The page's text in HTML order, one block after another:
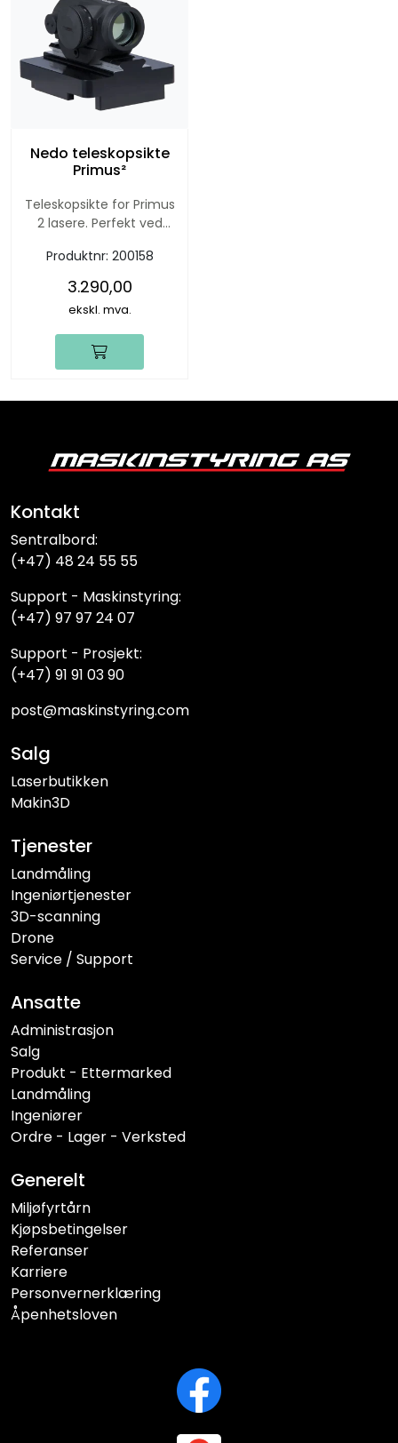
Nedo teleskopsikte
Primus²
Teleskopsikte for Primus
2 lasere. Perfekt ved
Produktnr: 200158
3.290,00
ekskl. mva.
Kontakt
Sentralbord:
(+47) 48 24 55 55
Support - Maskinstyring:
(+47) 97 97 24 07
Support - Prosjekt:
(+47) 91 91 03 90
post@maskinstyring.com
Salg
Laserbutikken
Makin3D
Tjenester
Landmåling
Ingeniørtjenester
3D-scanning
Drone
Service / Support
Ansatte
Administrasjon
Salg
Produkt - Ettermarked
Landmåling
Ingeniører
Ordre - Lager - Verksted
Generelt
Miljøfyrtårn
Kjøpsbetingelser
Referanser
Karriere
Personvernerklæring
Åpenhetsloven